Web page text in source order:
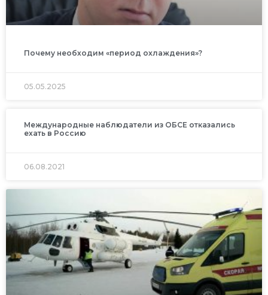
Почему необходим «период охлаждения»?
05.05.2025
Международные наблюдатели из ОБСЕ отказались
ехать в Россию
06.08.2021